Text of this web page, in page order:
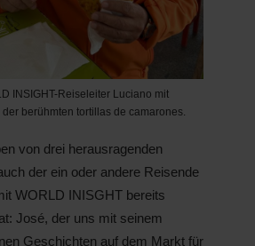
INSIGHT-Reiseleiter Luciano mit
berühmten tortillas de camarones.
von drei herausragenden
der ein oder andere Reisende
WORLD INISGHT bereits
José, der uns mit seinem
Geschichten auf dem Markt für